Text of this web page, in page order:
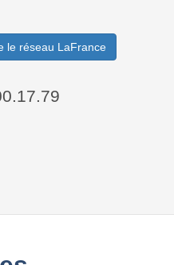
le réseau LaFrance